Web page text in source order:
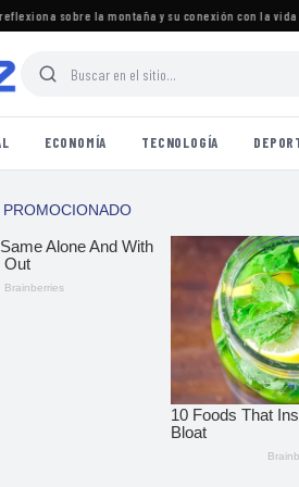
sobre la montaña y su conexión con la vida y
ECONOMÍA TECNOLOGÍA